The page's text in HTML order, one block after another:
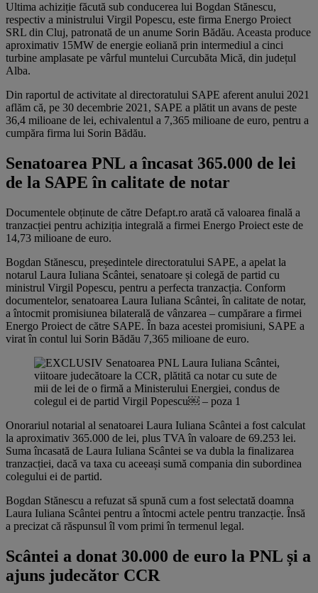
Ultima achiziție făcută sub conducerea lui Bogdan Stănescu,
respectiv a ministrului Virgil Popescu, este firma Energo Proiect
SRL din Cluj, patronată de un anume Sorin Bădău. Aceasta produce
aproximativ 15MW de energie eoliană prin intermediul a cinci
turbine amplasate pe vârful muntelui Curcubăta Mică, din județul
Alba.
Din raportul de activitate al directoratului SAPE aferent anului 2021
aflăm că, pe 30 decembrie 2021, SAPE a plătit un avans de peste
36,4 milioane de lei, echivalentul a 7,365 milioane de euro, pentru a
cumpăra firma lui Sorin Bădău.
Senatoarea PNL a încasat 365.000 de lei
de la SAPE în calitate de notar
Documentele obținute de către Defapt.ro arată că valoarea finală a
tranzacției pentru achiziția integrală a firmei Energo Proiect este de
14,73 milioane de euro.
Bogdan Stănescu, președintele directoratului SAPE, a apelat la
notarul Laura Iuliana Scântei, senatoare și colegă de partid cu
ministrul Virgil Popescu, pentru a perfecta tranzacția. Conform
documentelor, senatoarea Laura Iuliana Scântei, în calitate de notar,
a întocmit promisiunea bilaterală de vânzarea – cumpărare a firmei
Energo Proiect de către SAPE. În baza acestei promisiuni, SAPE a
virat în contul lui Sorin Bădău 7,365 milioane de euro.
Onorariul notarial al senatoarei Laura Iuliana Scântei a fost calculat
la aproximativ 365.000 de lei, plus TVA în valoare de 69.253 lei.
Suma încasată de Laura Iuliana Scântei se va dubla la finalizarea
tranzacției, dacă va taxa cu aceeași sumă compania din subordinea
colegului ei de partid.
Bogdan Stănescu a refuzat să spună cum a fost selectată doamna
Laura Iuliana Scântei pentru a întocmi actele pentru tranzacție. Însă
a precizat că răspunsul îl vom primi în termenul legal.
Scântei a donat 30.000 de euro la PNL și a
ajuns judecător CCR